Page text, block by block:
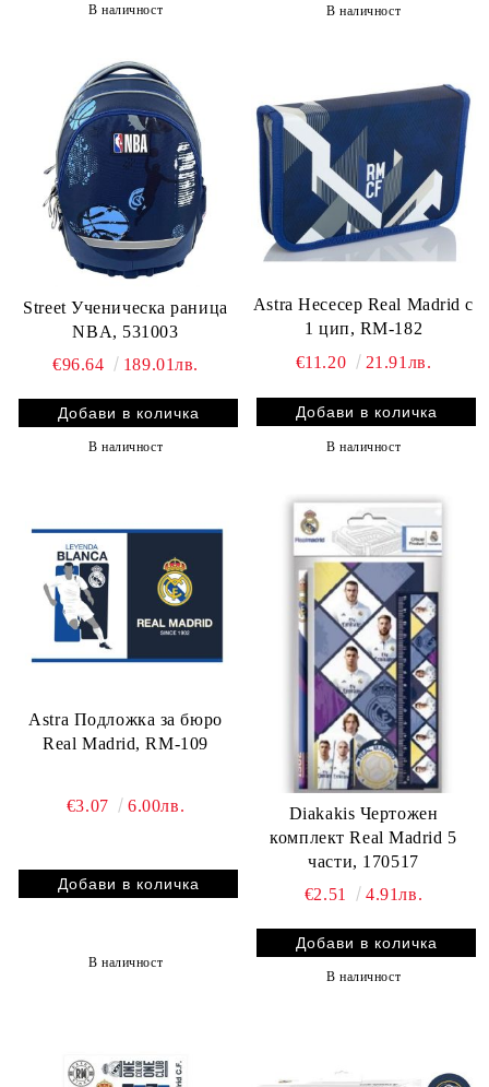
В наличност В наличност
Street Ученическа раница
NBA, 531003
€96.64
189.01лв.
В наличност
Astra Несесер Real Madrid с
1 цип, RM-182
€11.20
21.91лв.
В наличност
Astra Подложка за бюро
Real Madrid, RM-109
€3.07 6.00лв.
В наличност
Diakakis Чертожен
комплект Real Madrid 5
части, 170517
€2.51
4.91лв.
В наличност